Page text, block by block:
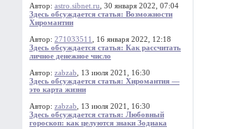
Автор: astro.sibnet.ru , 30 января 2022, 07:04
Здесь обсуждается статья: Возможности
Хиромантии
Автор: 271033511
, 16 января 2022, 12:18
Здесь обсуждается статья: Как рассчитать
личное денежное число
Автор: zabzab , 13 июля 2021, 16:30
Здесь обсуждается статья: Хиромантия —
это карта жизни
Автор: zabzab , 13 июля 2021, 16:30
Здесь обсуждается статья: Любовный
гороскоп: как целуются знаки Зодиака